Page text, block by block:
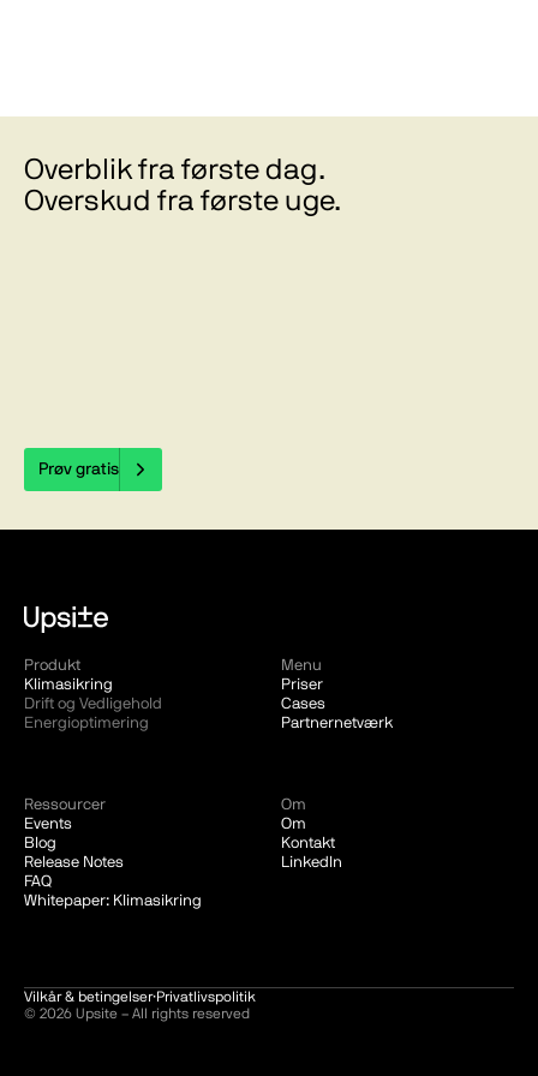
Overblik fra første dag.
Overskud fra første uge.
Prøv gratis
Produkt
Klimasikring
Drift og Vedligehold
Energioptimering
Menu
Priser
Cases
Partnernetværk
Ressourcer
Events
Blog
Release Notes
FAQ
Whitepaper: Klimasikring
Om
Om
Kontakt
LinkedIn
Vilkår & betingelser·Privatlivspolitik
© 2026 Upsite – All rights reserved